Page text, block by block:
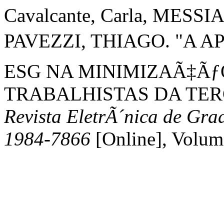
Cavalcante, Carla,
PAVEZZI, THIAGO. "A
ESG NA
TRABALHISTAS DA
Revista EletrÃ´nica de
1984-7866 [Online],